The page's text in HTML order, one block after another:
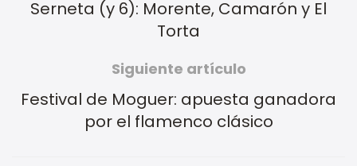
Serneta (y 6): Morente, Camarón y El
Torta
Siguiente artículo
Festival de Moguer: apuesta ganadora
por el flamenco clásico